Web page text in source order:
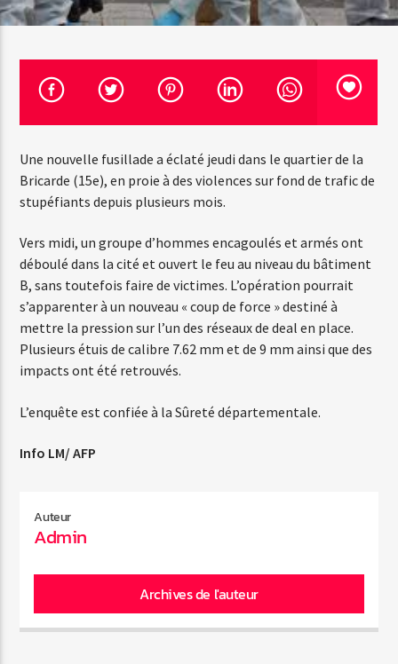
En ce moment
Artiste
Emission en cours
Web-Radio-Années 100% 80s
07:00 22:00
Web-Radio-Le-Mosquitos
Web-Radio-Sicily
Web-Radio-Années 70
Web-Radio-Latino
Une nouvelle fusillade a éclaté jeudi dans le quartier de la
Bricarde (15e), en proie à des violences sur fond de trafic de
stupéfiants depuis plusieurs mois.
Vers midi, un groupe d’hommes encagoulés et armés ont
déboulé dans la cité et ouvert le feu au niveau du bâtiment
B, sans toutefois faire de victimes. L’opération pourrait
s’apparenter à un nouveau « coup de force » destiné à
mettre la pression sur l’un des réseaux de deal en place.
Plusieurs étuis de calibre 7.62 mm et de 9 mm ainsi que des
impacts ont été retrouvés.
L’enquête est confiée à la Sûreté départementale.
Info LM/ AFP
Auteur
Admin
Archives de l'auteur